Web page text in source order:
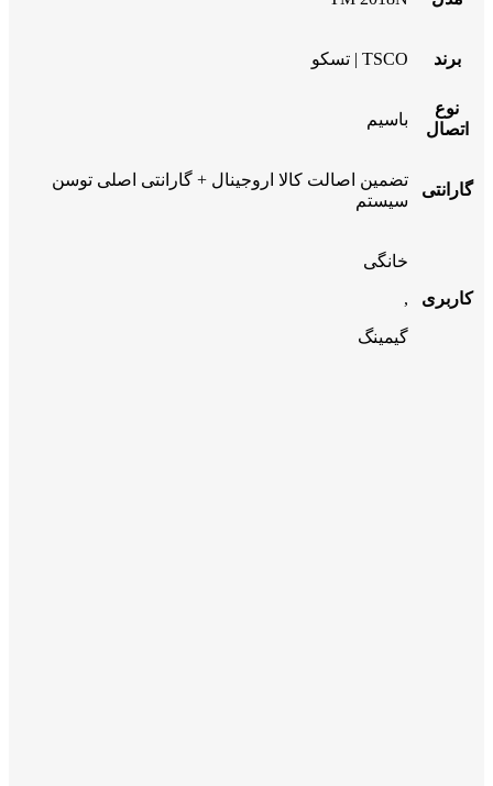
برند TSCO | تسکو
نوع
اتصال
باسیم
گارانتی
تضمین اصالت کالا اروجینال + گارانتی اصلی توسن
سیستم
کاربری
خانگی
,
گیمینگ